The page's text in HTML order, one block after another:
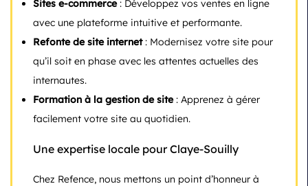
Sites e-commerce: Développez vos ventes en ligne
avec une plateforme intuitive et performante.
Refonte de site internet: Modernisez votre site pour
qu’il soit en phase avec les attentes actuelles des
internautes.
Formation à la gestion de site: Apprenez à gérer
facilement votre site au quotidien.
Une expertise locale pour Claye-Souilly
Chez Refence, nous mettons un point d’honneur à